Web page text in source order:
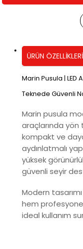
ÜRÜN ÖZELLIKLERI
Marin Pusula | LED
Teknede Güvenli
Marin pusula
araçlarında
kompakt ve
aydınlatmalı
yüksek
güvenli seyir
Modern
hem
ideal kullanım